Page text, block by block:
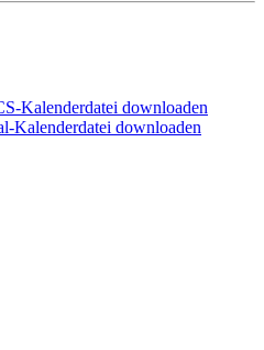
Kalenderdatei downloaden
Kalenderdatei downloaden